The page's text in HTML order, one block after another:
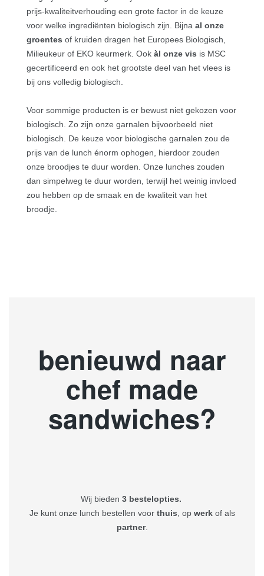
prijs-kwaliteitverhouding een grote factor in de keuze
voor welke ingrediënten biologisch zijn. Bijna al onze
groentes of kruiden dragen het Europees Biologisch,
Milieukeur of EKO keurmerk. Ook àl onze vis is MSC
gecertificeerd en ook het grootste deel van het vlees is
bij ons volledig biologisch.
Voor sommige producten is er bewust niet gekozen voor
biologisch. Zo zijn onze garnalen bijvoorbeeld niet
biologisch. De keuze voor biologische garnalen zou de
prijs van de lunch énorm ophogen, hierdoor zouden
onze broodjes te duur worden. Onze lunches zouden
dan simpelweg te duur worden, terwijl het weinig invloed
zou hebben op de smaak en de kwaliteit van het
broodje.
benieuwd naar
chef made
sandwiches?
Wij bieden 3 bestelopties.
Je kunt onze lunch bestellen voor thuis , op werkof als
partner.